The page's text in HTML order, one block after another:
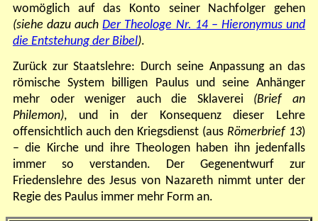
womöglich auf das Konto seiner Nachfolger gehen
(siehe dazu auch Der Theologe Nr. 14 – Hieronymus und
die Entstehung der Bibel).
Zurück zur Staatslehre: Durch seine Anpassung an das
römische System billigen Paulus und seine Anhänger
mehr oder weniger auch die Sklaverei (Brief an
Philemon),
und in der Konsequenz dieser Lehre
offensichtlich auch den Kriegsdienst (aus Römerbrief 13)
– die Kirche und ihre Theologen haben ihn jedenfalls
immer so verstanden. Der Gegenentwurf zur
Friedenslehre des Jesus von Nazareth nimmt unter der
Regie des Paulus immer mehr Form an.